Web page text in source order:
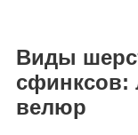
Виды
велюр